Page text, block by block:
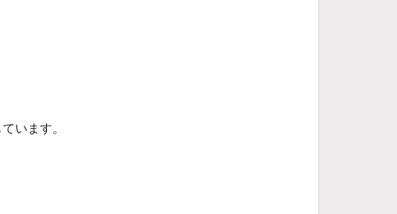
います。